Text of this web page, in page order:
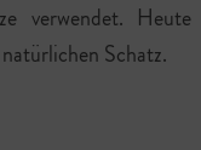
verwendet. Heute
Schatz.